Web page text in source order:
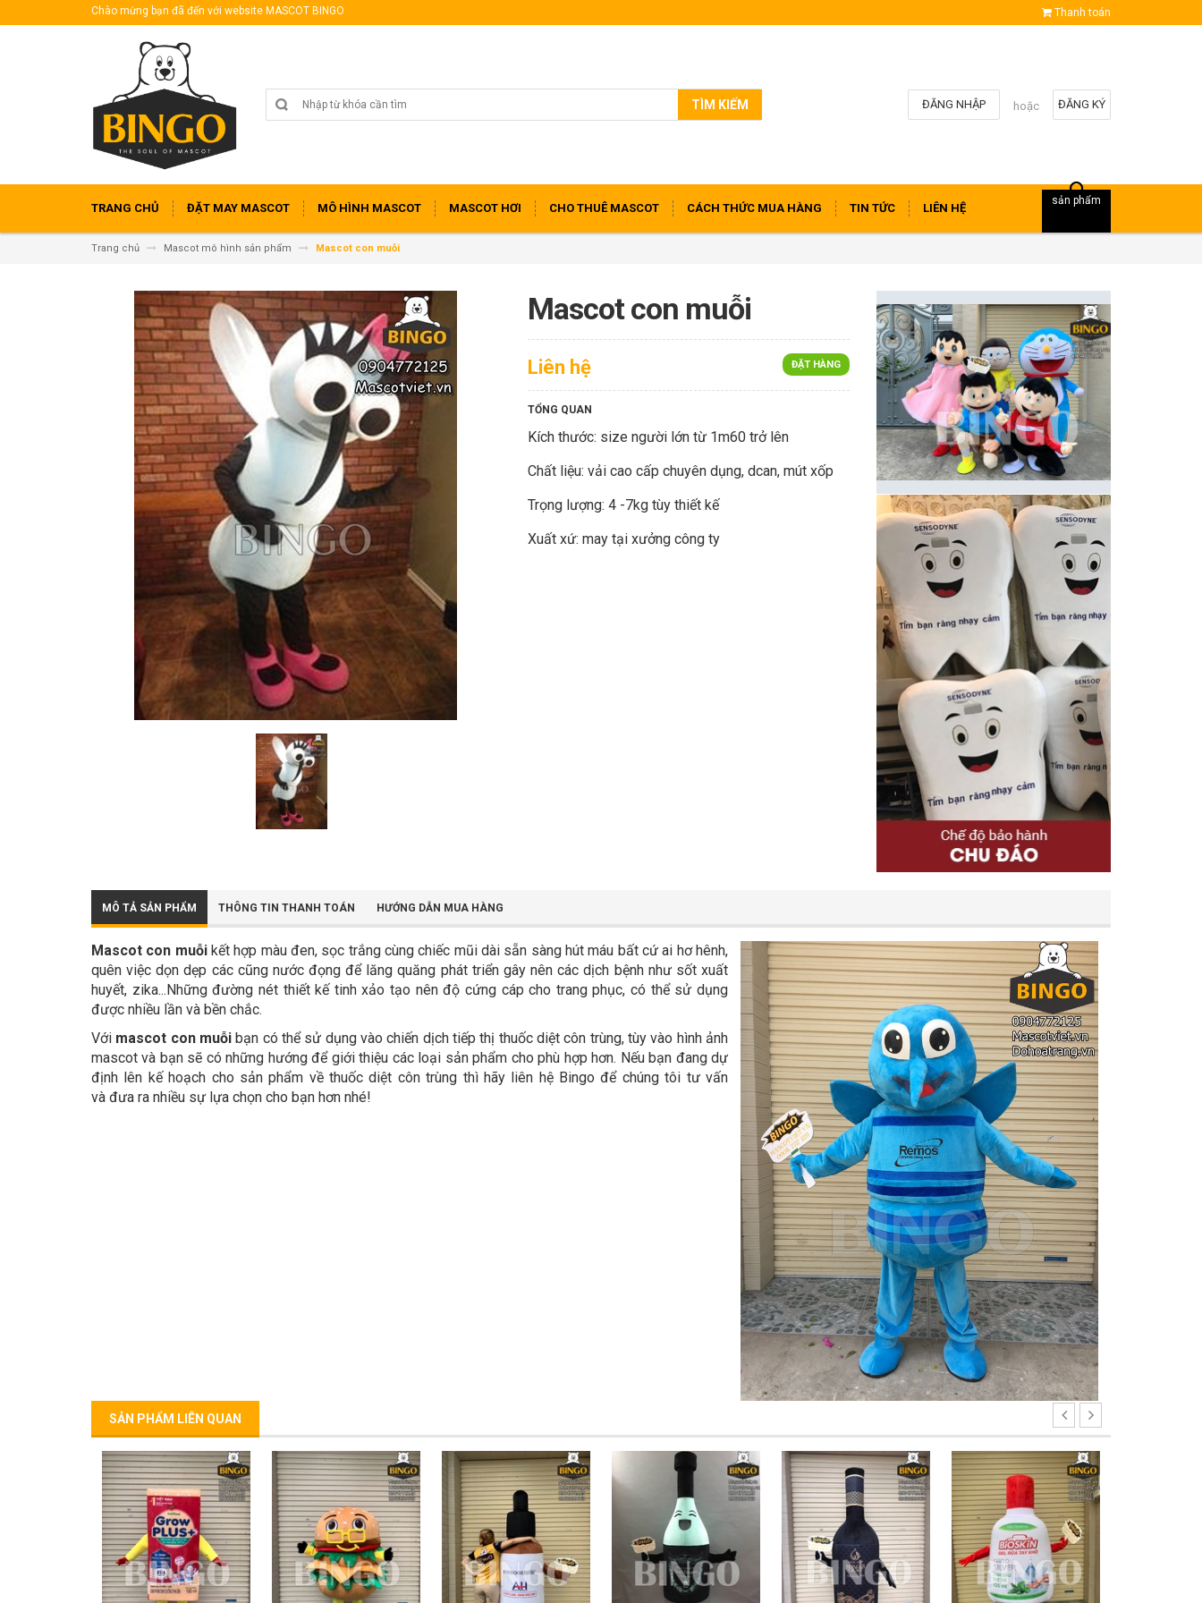
Chào mừng bạn đã đến với website MASCOT BINGO Thanh toán
TÌM KIẾM ĐĂNG KÝ
hoặc
ĐĂNG NHẬP
TRANG CHỦ ĐẶT MAY MASCOT MÔ HÌNH MASCOT MASCOT HƠI CHO THUÊ MASCOT CÁCH THỨC MUA HÀNG TIN TỨC LIÊN HỆ
sản phẩm
Trang chủ Mascot mô hình sản phẩm Mascot con muỗi
Mascot con muỗi
ĐẶT HÀNG
Liên hệ
TỔNG QUAN
Kích thước: size người lớn từ 1m60 trở lên
Chất liệu: vải cao cấp chuyên dụng, dcan, mút xốp
Trọng lượng: 4 -7kg tùy thiết kế
Xuất xứ: may tại xưởng công ty
MÔ TẢ SẢN PHẨM THÔNG TIN THANH TOÁN HƯỚNG DẪN MUA HÀNG
Mascot con muỗi kết hợp màu đen, sọc trắng cùng chiếc mũi dài sẵn sàng hút máu bất cứ ai hơ hênh,
quên việc dọn dẹp các cũng nước đọng để lăng quăng phát triển gây nên các dịch bệnh như sốt xuất
huyết, zika...Những đường nét thiết kế tinh xảo tạo nên độ cứng cáp cho trang phục, có thể sử dụng
được nhiều lần và bền chắc.
Với mascot con muỗi bạn có thể sử dụng vào chiến dịch tiếp thị thuốc diệt côn trùng, tùy vào hình ảnh
mascot và bạn sẽ có những hướng để giới thiệu các loại sản phẩm cho phù hợp hơn. Nếu bạn đang dự
định lên kế hoạch cho sản phẩm về thuốc diệt côn trùng thì hãy liên hệ Bingo để chúng tôi tư vấn
và đưa ra nhiều sự lựa chọn cho bạn hơn nhé!
SẢN PHẨM LIÊN QUAN